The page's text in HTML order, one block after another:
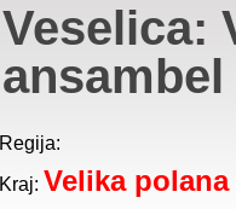
Veselica:
Regija:
Kraj: Velika polana